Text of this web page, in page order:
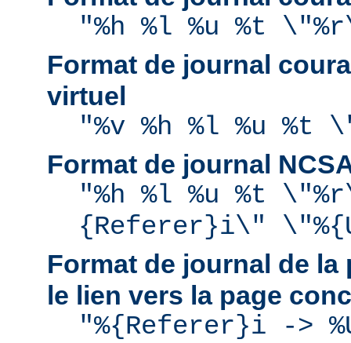
"%h %l %u %t
Format de journal
virtuel
"%v %h %l %u %t
Format de journal
"%h %l %u %t
{Referer}i\"
Format de journal de
le lien vers la page
"%{Referer}i ->